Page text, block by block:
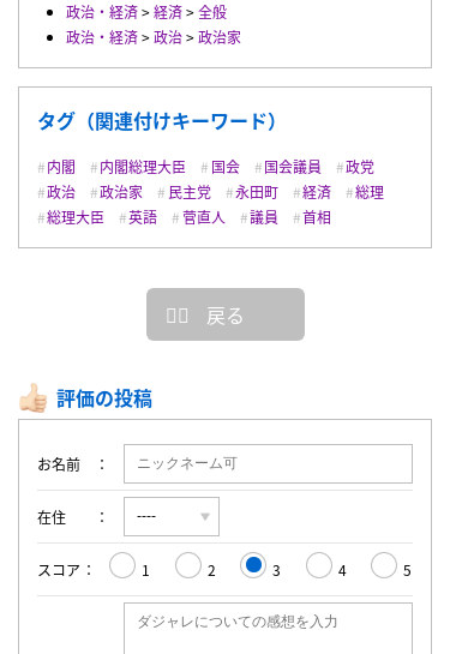
政治・経済>経済>全般
政治・経済>政治>政治家
タグ（関連付けキーワード）
内閣 内閣総理大臣 国会 国会議員
政党
政治
政治家 民主党 永田町 経済
総理
総理大臣
英語 菅直人 議員 首相
戻る
評価の投稿
お名前
在住
スコア 1 2 3 4 5